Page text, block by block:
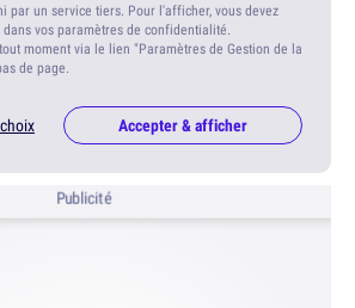
par un service tiers. Pour l'afficher, vous devez
vos paramètres de confidentialité.
moment via le lien "Paramètres de Gestion de la
de page.
Accepter & afficher
Publicité